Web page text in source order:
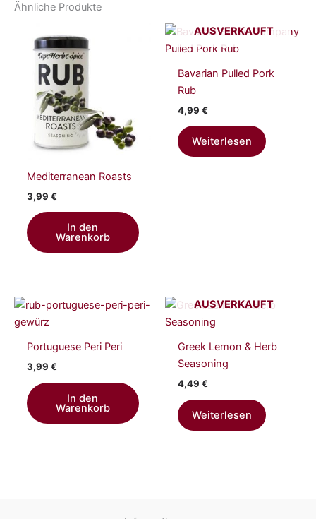
Ähnliche Produkte
Mediterranean Roasts
3,99 €
In den
Warenkorb
AUSVERKAUFT
Bavarian Pulled Pork
Rub
4,99 €
Weiterlesen
Portuguese Peri Peri
3,99 €
In den
Warenkorb
AUSVERKAUFT
Greek Lemon & Herb
Seasoning
4,49 €
Weiterlesen